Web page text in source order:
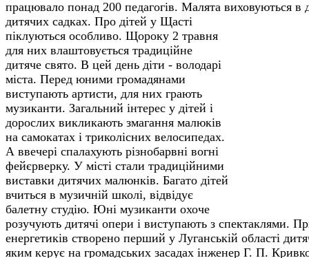
працювало понад 200 педагогів. Малята виховуються в
дитячих садках. Про дітей у Щасті
піклуються особливо. Щороку 2 травня
для них влаштовується традиційне
дитяче свято. В цей день діти - володарі
міста. Перед юними громадянами
виступають артисти, для них грають
музиканти. Загальний інтерес у дітей і
дорослих викликають змагання малюків
на самокатах і триколісних велосипедах.
А ввечері спалахують різнобарвні вогні
фейєрверку. У місті стали традиційними
виставки дитячих малюнків. Багато дітей
вчиться в музичній школі, відвідує
балетну студію. Юні музиканти охоче
розучують дитячі опери і виступають з спектаклями.
енергетиків створено перший у Луганській області
яким керує на громадських засадах інженер Г. П.